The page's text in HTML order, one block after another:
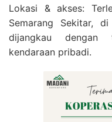
Lokasi & akses:
Semarang Sekitar,
dijangkau dengan
kendaraan pribadi.